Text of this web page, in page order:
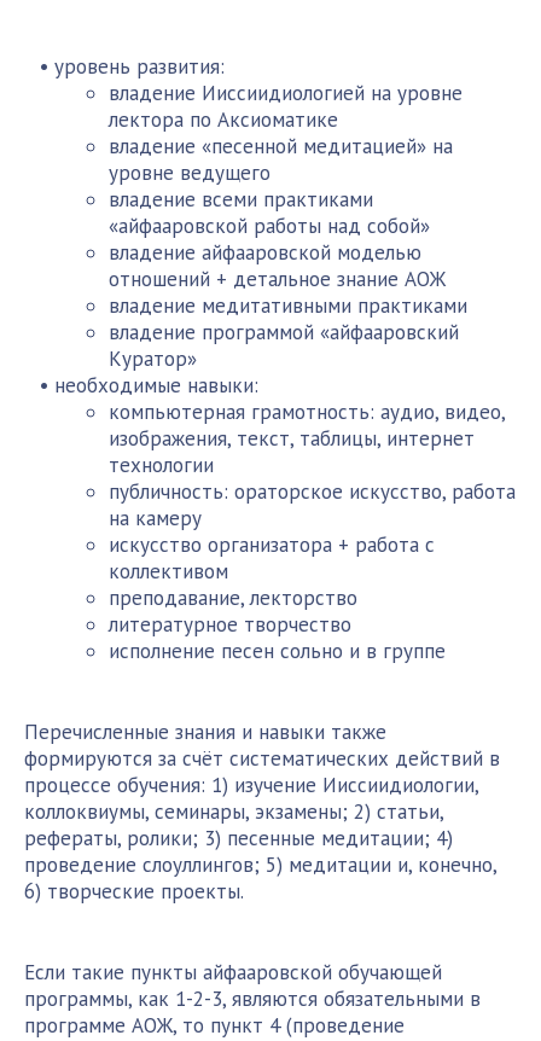
уровень развития:
владение Ииссиидиологией на уровне
лектора по Аксиоматике
владение «песенной медитацией» на
уровне ведущего
владение всеми практиками
«айфааровской работы над собой»
владение айфааровской моделью
отношений + детальное знание АОЖ
владение медитативными практиками
владение программой «айфааровский
Куратор»
необходимые навыки:
компьютерная грамотность: аудио, видео,
изображения, текст, таблицы, интернет
технологии
публичность: ораторское искусство, работа
на камеру
искусство организатора + работа с
коллективом
преподавание, лекторство
литературное творчество
исполнение песен сольно и в группе
Перечисленные знания и навыки также
формируются за счёт систематических действий в
процессе обучения: 1) изучение Ииссиидиологии,
коллоквиумы, семинары, экзамены; 2) статьи,
рефераты, ролики; 3) песенные медитации; 4)
проведение слоуллингов; 5) медитации и, конечно,
6) творческие проекты.
Если такие пункты айфааровской обучающей
программы, как 1-2-3, являются обязательными в
программе АОЖ, то пункт 4 (проведение